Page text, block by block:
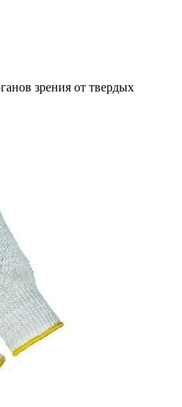
зрения от твердых